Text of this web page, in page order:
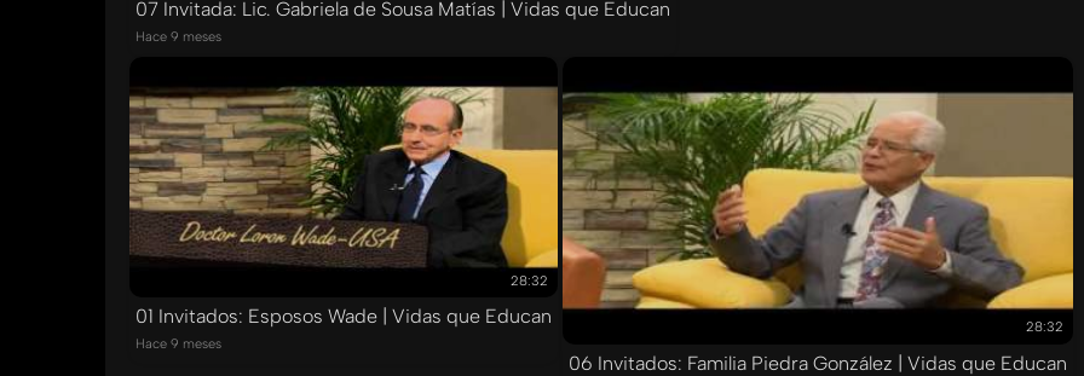
07 Invitada: Lic. Gabriela de Sousa Matías | Vidas que Educan
Hace 9 meses
28:32
01 Invitados: Esposos Wade | Vidas que Educan
Hace 9 meses
28:32
06 Invitados: Familia Piedra González | Vidas que Educan